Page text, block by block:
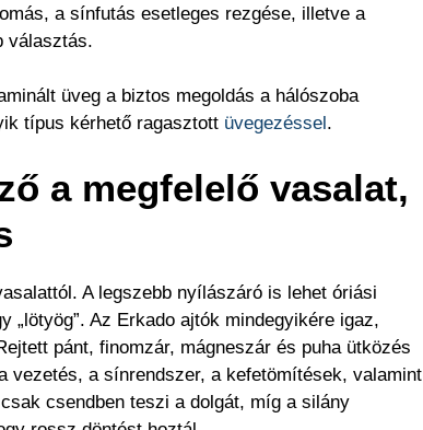
a sínfutás esetleges rezgése, illetve a
választás.
üveg a biztos megoldás a hálószoba
típus kérhető ragasztott üvegezéssel.
a megfelelő vasalat,
A legszebb nyílászáró is lehet óriási
Az Erkado ajtók mindegyikére igaz,
pánt, finomzár, mágneszár és puha ütközés
vezetés, a sínrendszer, a kefetömítések, valamint
csendben teszi a dolgát, míg a silány